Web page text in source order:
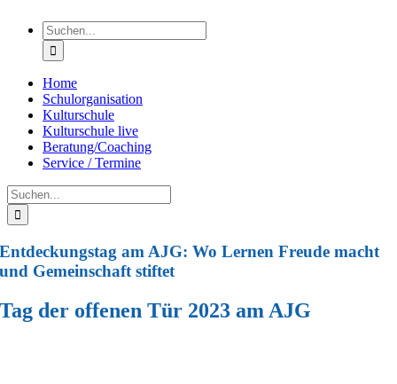
Suche
nach:
Home
Schulorganisation
Kulturschule
Kulturschule live
Beratung/Coaching
Service / Termine
Suche
nach:
Entdeckungstag am AJG: Wo Lernen Freude macht
und Gemeinschaft stiftet
Tag der offenen Tür 2023 am AJG